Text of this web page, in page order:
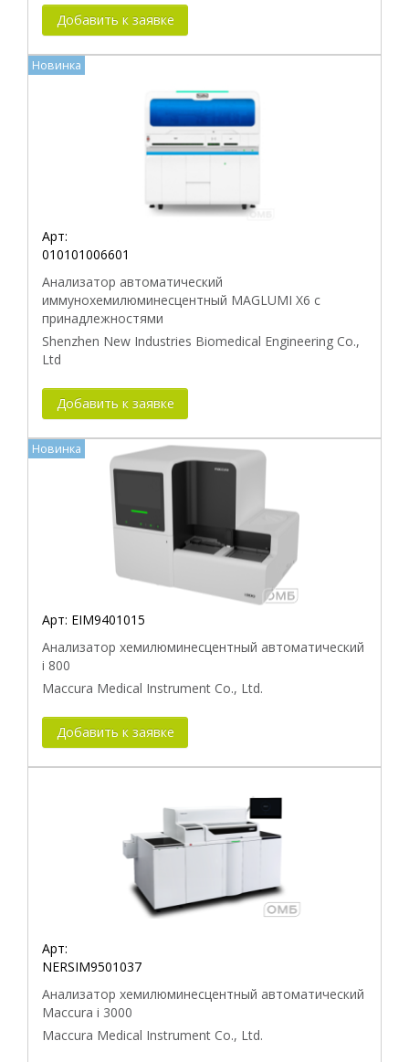
Добавить к заявке
Новинка
Арт:
010101006601
Анализатор автоматический
иммунохемилюминесцентный MAGLUMI X6 с
принадлежностями
Shenzhen New Industries Biomedical Engineering Co.,
Ltd
Добавить к заявке
Новинка
Арт: EIM9401015
Анализатор хемилюминесцентный автоматический
i 800
Maccura Medical Instrument Co., Ltd.
Добавить к заявке
Арт:
NERSIM9501037
Анализатор хемилюминесцентный автоматический
Maccura i 3000
Maccura Medical Instrument Co., Ltd.